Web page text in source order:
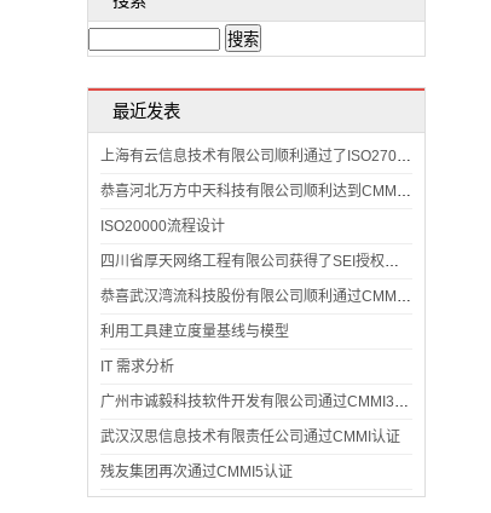
最近发表
ISO20000流程设计
利用工具建立度量基线与模型
IT 需求分析
武汉汉思信息技术有限责任公司通过CMMI认证
残友集团再次通过CMMI5认证